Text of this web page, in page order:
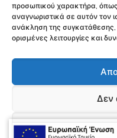
προσωπικού χαρακτήρα,
αναγνωριστικά σε αυτόν τον
ανάκληση της συγκατάθεσης,
ορισμένες λειτουργίες και
Δεν
Τηλ.: 210 34 22 310,
Διεύθυνση:
Τηλέφωνο:
All